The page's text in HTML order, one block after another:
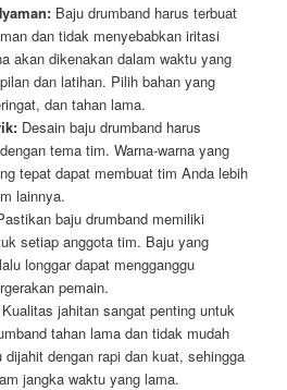
Baju drumband harus terbuat
dan tidak menyebabkan iritasi
akan dikenakan dalam waktu yang
dan latihan. Pilih bahan yang
dan tahan lama.
Desain baju drumband harus
tema tim. Warna-warna yang
tepat dapat membuat tim Anda lebih
lainnya.
baju drumband memiliki
setiap anggota tim. Baju yang
longgar dapat mengganggu
pemain.
jahitan sangat penting untuk
tahan lama dan tidak mudah
dengan rapi dan kuat, sehingga
jangka waktu yang lama.